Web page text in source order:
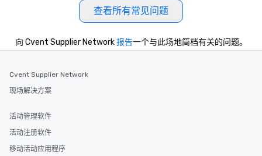
查看所有常见问题
向 Cvent Supplier Network报告一个与此场地简档有关的问题。
Cvent Supplier Network
现场解决方案
活动管理软件
活动注册软件
移动活动应用程序